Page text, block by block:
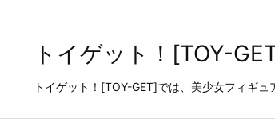
トイゲット！[TOY-
トイゲット！[TOY-GET]では、美少女フィギ